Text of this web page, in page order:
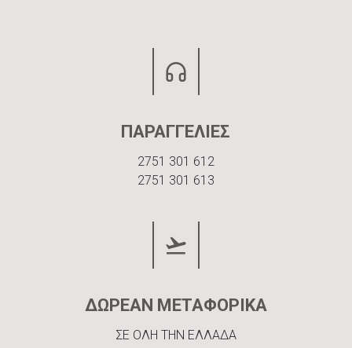
ΠΑΡΑΓΓΕΛΙΕΣ
2751 301 612
2751 301 613
ΔΩΡΕΑΝ ΜΕΤΑΦΟΡΙΚΑ
ΣΕ ΟΛΗ ΤΗΝ ΕΛΛΑΔΑ